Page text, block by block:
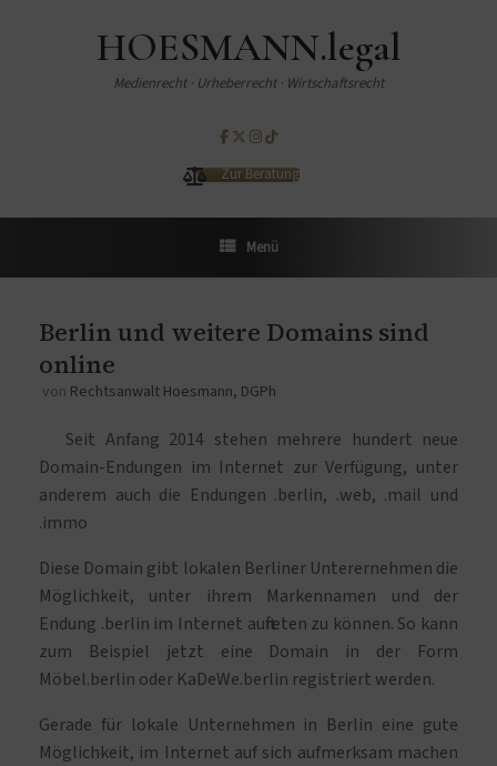
HOESMANN.legal
Medienrecht · Urheberrecht · Wirtschaftsrecht
Zur Beratung
Menü
Berlin und weitere Domains sind
online
von Rechtsanwalt Hoesmann, DGPh
Seit Anfang 2014 stehen mehrere hundert neue
Domain-Endungen im Internet zur Verfügung, unter
anderem auch die Endungen .berlin, .web, .mail und
.immo
Diese Domain gibt lokalen Berliner Unterernehmen die
Möglichkeit, unter ihrem Markennamen und der
Endung .berlin im Internet auftreten zu können. So kann
zum Beispiel jetzt eine Domain in der Form
Möbel.berlin oder KaDeWe.berlin registriert werden.
Gerade für lokale Unternehmen in Berlin eine gute
Möglichkeit, im Internet auf sich aufmerksam machen